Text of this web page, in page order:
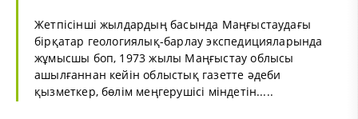
Жетпісінші жылдардың басында Маңғыстаудағы
бірқатар геологиялық-барлау экспедицияларында
жұмысшы боп, 1973 жылы Маңғыстау облысы
ашылғаннан кейін облыстық газетте әдеби
қызметкер, бөлім меңгерушісі міндетін.....